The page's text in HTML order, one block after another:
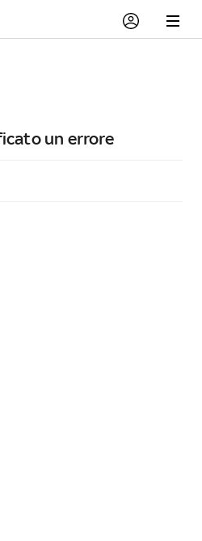
un errore